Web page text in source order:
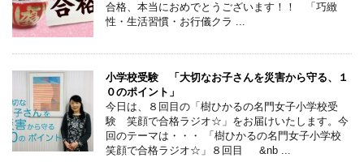
合格、本当におめでとうございます！！ 「巧緻
性・生活習慣・お行儀クラ ...
小学校受験 「大切なお子さんを災害から守る、１
０のポイント」
今日は、８回目の「樹ひかるの名門女子小学校受
験 笑顔で合格ラジオ☆」をお届けいたします。今
回のテーマは・・・ 「樹ひかるの名門女子小学校
笑顔で合格ラジオ☆」８回目 &nb ...